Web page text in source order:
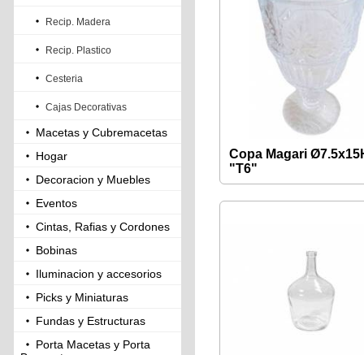
Recip. Madera
Recip. Plastico
Cesteria
Cajas Decorativas
Macetas y Cubremacetas
Hogar
Decoracion y Muebles
Eventos
Cintas, Rafias y Cordones
Bobinas
Iluminacion y accesorios
Picks y Miniaturas
Fundas y Estructuras
Porta Macetas y Porta
Copa Magari
"T6"